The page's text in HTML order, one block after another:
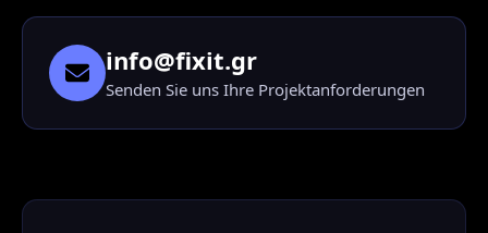
info@fixit.gr
Senden Sie uns Ihre Projektanforderungen